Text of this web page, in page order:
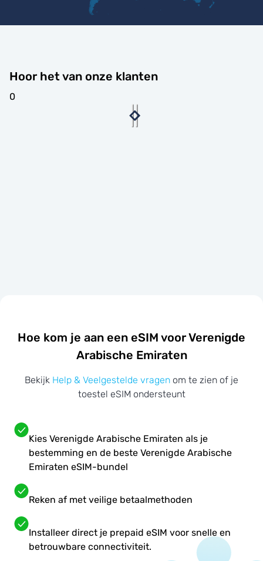
Hoor het van onze klanten
0
Hoe kom je aan een eSIM voor Verenigde
Arabische Emiraten
Bekijk Help & Veelgestelde vragen om te zien of je
toestel eSIM ondersteunt
Kies Verenigde Arabische Emiraten als je
bestemming en de beste Verenigde Arabische
Emiraten eSIM-bundel
Reken af met veilige betaalmethoden
Installeer direct je prepaid eSIM voor snelle en
betrouwbare connectiviteit.